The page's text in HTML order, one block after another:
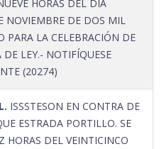
HORAS DEL DÍA
NOVIEMBRE DE DOS MIL
PARA LA CELEBRACIÓN DE
LEY.- NOTIFÍQUESE
(20274)
ISSSTESON EN CONTRA DE
ESTRADA PORTILLO. SE
HORAS DEL VEINTICINCO